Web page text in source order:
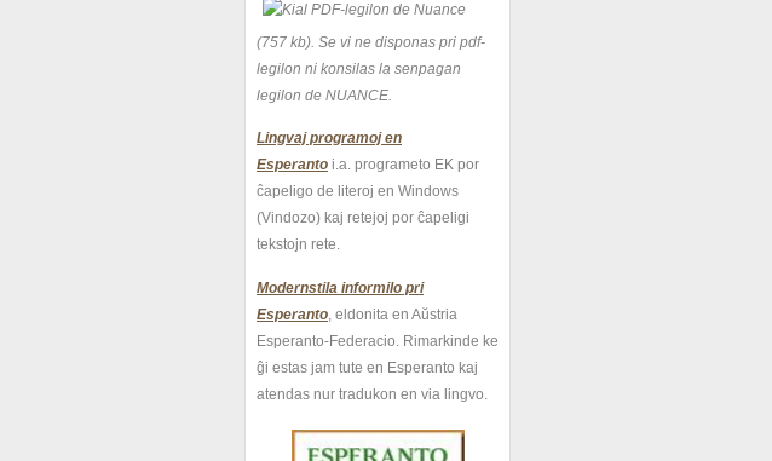
(757 kb). Se vi ne disponas pri pdf-
legilon ni konsilas la senpagan
legilon de NUANCE.
Lingvaj programoj en
Esperanto i.a. programeto EK por
ĉapeligo de literoj en Windows
(Vindozo) kaj retejoj por ĉapeligi
tekstojn rete.
Modernstila informilo pri
Esperanto , eldonita en Aŭstria
Esperanto-Federacio. Rimarkinde ke
ĝi estas jam tute en Esperanto kaj
atendas nur tradukon en via lingvo.